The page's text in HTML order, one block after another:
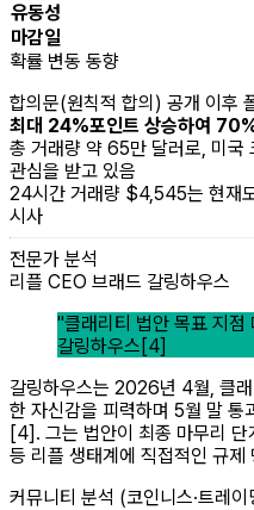
유동성
마감일
확률 변동 동향
합의문(원칙적 합의) 공개 이후
최대 24%포인트 상승하여
총 거래량 약 65만 달러로, 미국
관심을 받고 있음
24시간 거래량 $4,545는 현재
시사
전문가 분석
리플 CEO 브래드 갈링하우스
"클래리티 법안 목표 지점
갈링하우스[4]
갈링하우스는 2026년 4월, 클
한 자신감을 피력하며 5월 말 통
[4]. 그는 법안이 최종 마무리
등 리플 생태계에 직접적인 규
커뮤니티 분석 (코인니스·트레이